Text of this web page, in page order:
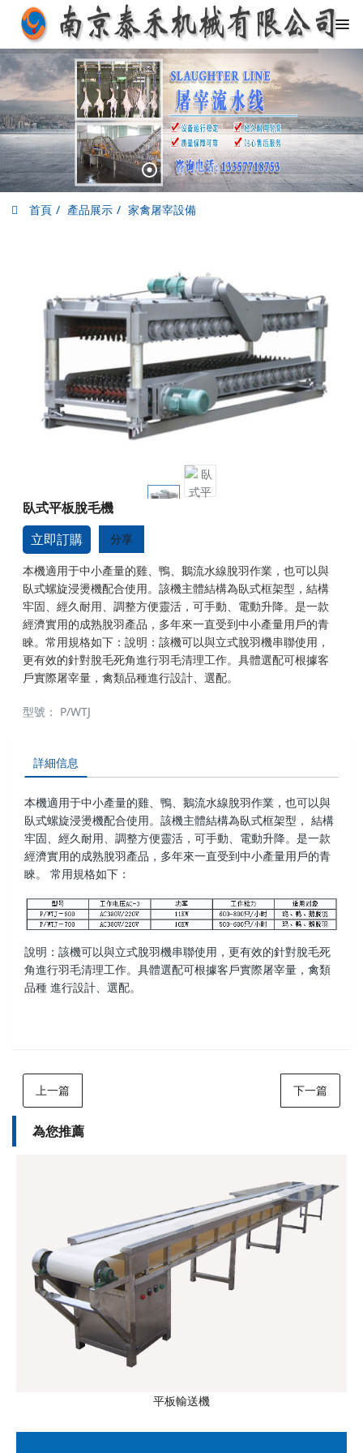
首頁 產品展示 家禽屠宰設備
臥式平板脫毛機
立即訂購
分享
本機適用于中小產量的雞、鴨、鵝流水線脫羽作業，也可以與
臥式螺旋浸燙機配合使用。該機主體結構為臥式框架型，結構
牢固、經久耐用、調整方便靈活，可手動、電動升降。是一款
經濟實用的成熟脫羽產品，多年來一直受到中小產量用戶的青
睞。常用規格如下：說明：該機可以與立式脫羽機串聯使用，
更有效的針對脫毛死角進行羽毛清理工作。具體選配可根據客
戶實際屠宰量，禽類品種進行設計、選配。
型號： P/WTJ
詳細信息
本機適用于中小產量的雞、鴨、鵝流水線脫羽作業，也可以與
臥式螺旋浸燙機配合使用。該機主體結構為臥式框架型， 結構
牢固、經久耐用、調整方便靈活，可手動、電動升降。是一款
經濟實用的成熟脫羽產品，多年來一直受到中小產量用戶的青
睞。 常用規格如下：
說明：該機可以與立式脫羽機串聯使用，更有效的針對脫毛死
角進行羽毛清理工作。具體選配可根據客戶實際屠宰量，禽類
品種 進行設計、選配。
上一篇 下一篇
為您推薦
平板輸送機